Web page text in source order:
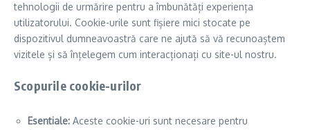
tehnologii de urmărire pentru a îmbunătăți experiența
utilizatorului. Cookie-urile sunt fișiere mici stocate pe
dispozitivul dumneavoastră care ne ajută să vă recunoaștem
vizitele și să înțelegem cum interacționați cu site-ul nostru.
Scopurile cookie-urilor
Esentiale: Aceste cookie-uri sunt necesare pentru